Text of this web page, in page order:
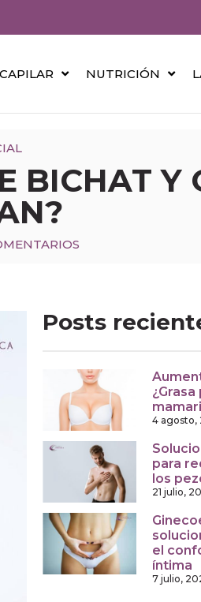
CAPILAR NUTRICIÓN
BICHAT Y
Posts
4 agosto,
para
los
21 julio,
el
íntima
7 julio,